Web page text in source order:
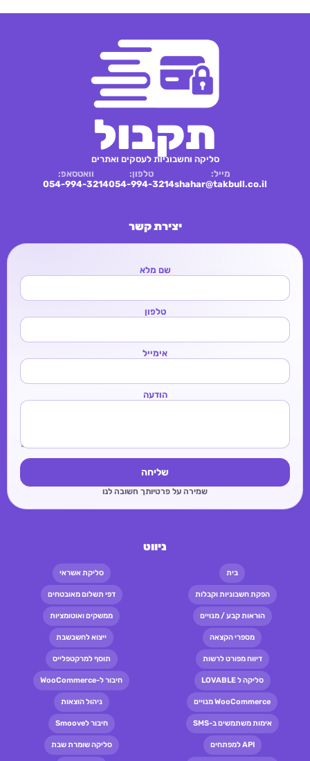
תקבול
סליקה וחשבוניות לעסקים ואתרים
מייל:
shahar@takbull.co.il
טלפון:
054-994-3214
וואטסאפ:
054-994-3214
יצירת קשר
שם מלא
טלפון
אימייל
הודעה
שליחה
שמירה על פרטיותך חשובה לנו
ניווט
בית סליקת אשראי
הפקת חשבוניות וקבלות דפי תשלום מאובטחים
הוראות קבע / מנויים ממשקים ואוטומציות
מספרי הקצאה ייצוא לחשבשבת
דיווח מפורט לרשות תוסף למרקטפלייס
סליקה ל LOVABLE חיבור ל-WooCommerce
WooCommerce מנויים ניהול הוצאות
אימות משתמשים ב-SMS חיבור לSmoove
API למפתחים סליקה שומרת שבת